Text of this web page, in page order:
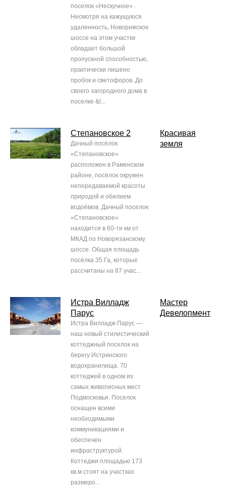
поселок «Нескучное» .
Несмотря на кажущуюся
удаленность, Новорижское
шоссе на этом участке
обладает большой
пропускной способностью,
практически лишено
пробок и светофоров. До
своего загородного дома в
поселке &l...
Степановское 2
Дачный посёлок
«Степановское»
расположен в Раменском
районе, посёлок окружен
непередаваемой красоты
природой и обилием
водоёмов. Дачный поселок
«Степановское»
находится в 60-ти км от
МКАД по Новорязанскому
шоссе. Общая площадь
посёлка 35 Га, которые
рассчитаны на 87 учас...
Красивая
земля
Истра Вилладж
Парус
Истра Вилладж Парус —
наш новый стилистический
коттеджный поселок на
берегу Истринского
водохранилища. 70
коттеджей в одном из
самых живописных мест
Подмосковья. Поселок
оснащен всеми
необходимыми
коммуникациями и
обеспечен
инфраструктурой.
Коттеджи площадью 173
кв.м стоят на участках
размеро...
Мастер
Девелопмент